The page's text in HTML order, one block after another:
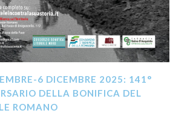
6 DICEMBRE 2025: 141°
DELLA BONIFICA DEL
ROMANO